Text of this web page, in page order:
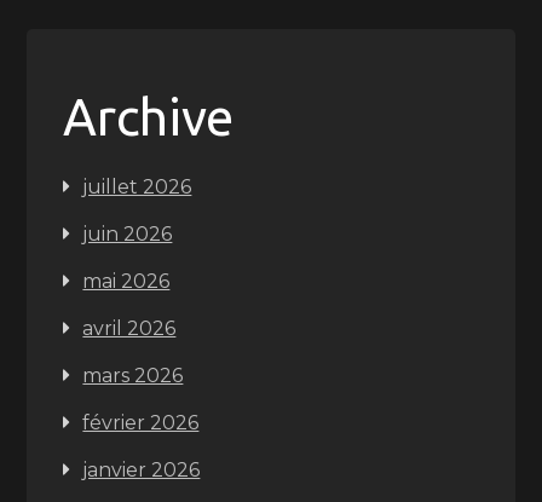
Archive
juillet 2026
juin 2026
mai 2026
avril 2026
mars 2026
février 2026
janvier 2026